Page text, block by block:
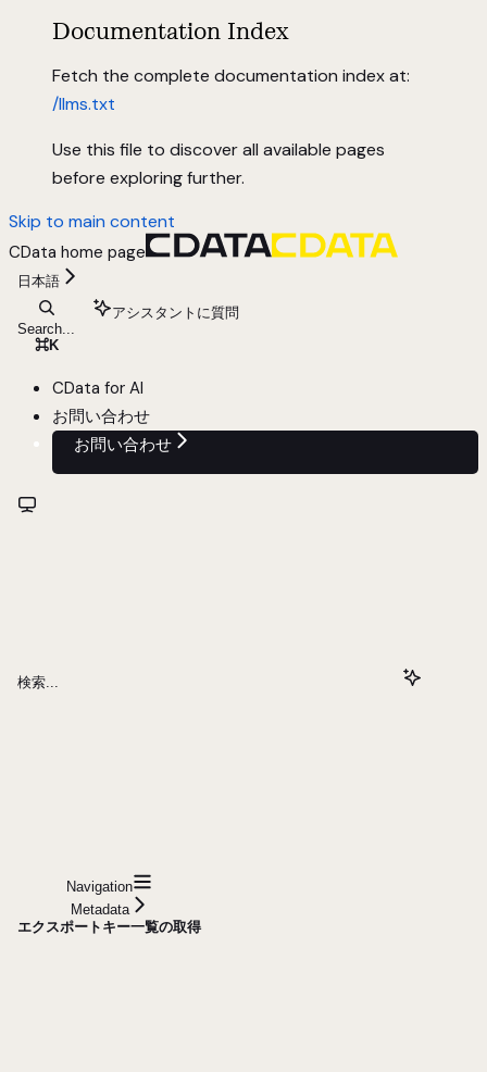
Documentation Index
Fetch the complete documentation index at:
/llms.txt
Use this file to discover all available pages
before exploring further.
Skip to main content
CData home page
日本語
Search...
⌘K
アシスタントに質問
CData for AI
お問い合わせ
お問い合わせ
検索...
Navigation
Metadata
エクスポートキー一覧の取得